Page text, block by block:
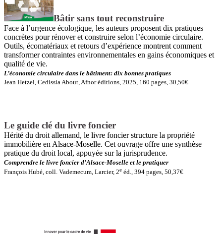
Bâtir sans tout reconstruire
Face à l’urgence écologique, les auteurs proposent dix pratiques
concrètes pour rénover et construire selon l’économie circulaire.
Outils, écomatériaux et retours d’expérience montrent comment
transformer contraintes environnementales en gains économiques et
qualité de vie.
L’économie circulaire dans le bâtiment: dix bonnes pratiques
Jean Hetzel, Cedissia About, Afnor éditions, 2025, 160 pages, 30,50€
Le guide clé du livre foncier
Hérité du droit allemand, le livre foncier structure la propriété
immobilière en Alsace-Moselle. Cet ouvrage offre une synthèse
pratique du droit local, appuyée sur la jurisprudence.
Comprendre le livre foncier d’Alsace-Moselle et le pratiquer
François Hubé, coll. Vademecum, Larcier, 2e éd., 394 pages, 50,37€